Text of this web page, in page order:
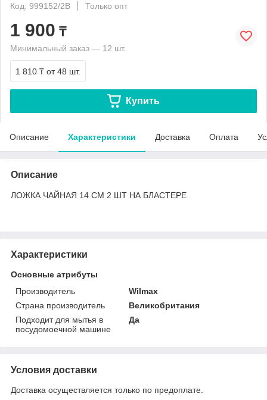
Код: 999152/2B
Только опт
1 900 ₸
Минимальный заказ — 12 шт.
1 810 ₸ от 48 шт.
Купить
Описание Характеристики Доставка Оплата
Описание
ЛОЖКА ЧАЙНАЯ 14 СМ 2 ШТ НА БЛАСТЕРЕ
Характеристики
Основные атрибуты
Производитель
Wilmax
Страна производитель
Великобритания
Подходит для мытья в
посудомоечной машине
Да
Условия доставки
Доставка осуществляется только по предоплате.